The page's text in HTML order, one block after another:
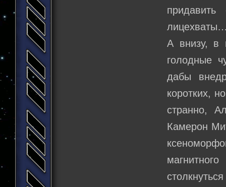
А внизу, в
голодные
дабы
коротких,
странно,
Камерон